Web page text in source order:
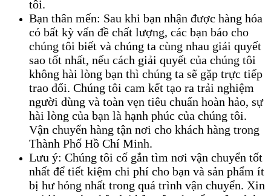
tôi.
Bạn thân mến: Sau khi bạn nhận được hàng hóa
có bất kỳ vấn đề chất lượng, các bạn báo cho
chúng tôi biết và chúng ta cùng nhau giải quyết
sao tốt nhất, nếu cách giải quyết của chúng tôi
không hài lòng bạn thì chúng ta sẽ gặp trực tiếp
trao đổi. Chúng tôi cam kết tạo ra trải nghiệm
người dùng và toàn vẹn tiêu chuẩn hoàn hảo, sự
hài lòng của bạn là hạnh phúc của chúng tôi.
Vận chuyển hàng tận nơi cho khách hàng trong
Thành Phố Hồ Chí Minh.
Lưu ý: Chúng tôi cố gắn tìm nơi vận chuyển tốt
nhất để tiết kiệm chi phí cho bạn và sản phẩm ít
bị hư hỏng nhất trong quá trình vận chuyển. Xin